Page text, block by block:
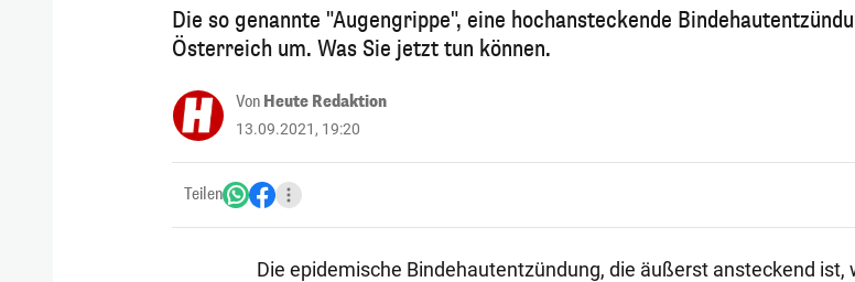
Die so genannte "Augengrippe", eine hochansteckende
Österreich um. Was Sie jetzt tun können.
Von Heute Redaktion
13.09.2021, 19:20
Teilen
Die epidemische Bindehautentzündung, die äußerst ansteckend ist,